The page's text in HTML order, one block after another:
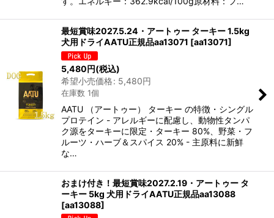
最短賞味2027.5.24・アートゥー ターキー 1.5kg
犬用ドライAATU正規品aa13071 [aa13071]
5,480円(税込)
希望小売価格: 5,480円
在庫数 1個
AATU （アートゥー） ターキー の特徴・シングル
プロテイン - アレルギーに配慮し、動物性タンパ
ク源をターキーに限定・ターキー 80%、野菜・フ
ルーツ・ハーブ＆スパイス 20% - 主原料に新鮮
な…
おまけ付き！最短賞味2027.2.19・アートゥー タ
ーキー 5kg 犬用ドライAATU正規品aa13088
[aa13088]